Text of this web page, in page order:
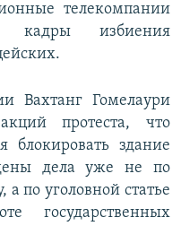
телекомпании
кадры избиения
Вахтанг Гомелаури
протеста, что
блокировать здание
дела уже не по
по уголовной статье
государственных